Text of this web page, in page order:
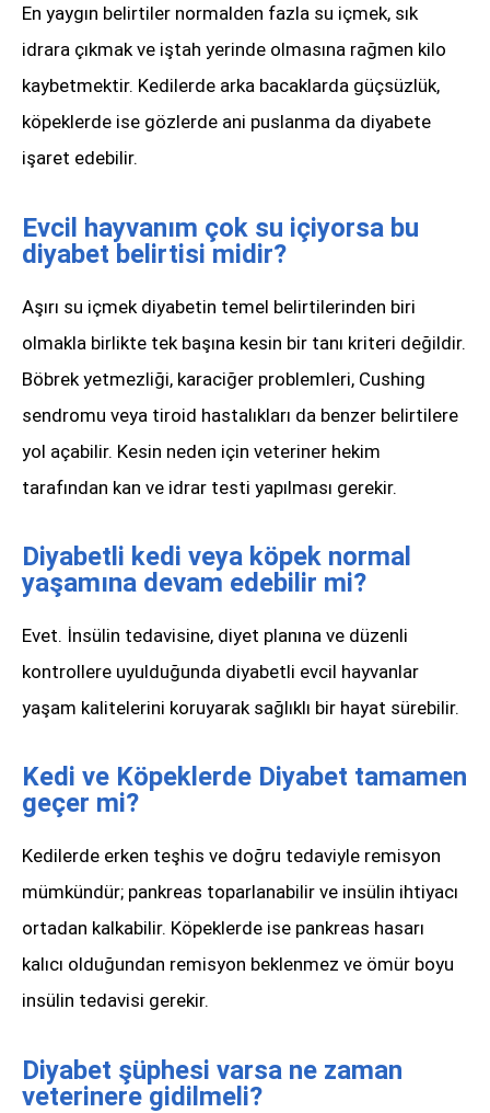
En yaygın belirtiler normalden fazla su içmek, sık
idrara çıkmak ve iştah yerinde olmasına rağmen kilo
kaybetmektir. Kedilerde arka bacaklarda güçsüzlük,
köpeklerde ise gözlerde ani puslanma da diyabete
işaret edebilir.
Evcil hayvanım çok su içiyorsa bu
diyabet belirtisi midir?
Aşırı su içmek diyabetin temel belirtilerinden biri
olmakla birlikte tek başına kesin bir tanı kriteri değildir.
Böbrek yetmezliği, karaciğer problemleri, Cushing
sendromu veya tiroid hastalıkları da benzer belirtilere
yol açabilir. Kesin neden için veteriner hekim
tarafından kan ve idrar testi yapılması gerekir.
Diyabetli kedi veya köpek normal
yaşamına devam edebilir mi?
Evet. İnsülin tedavisine, diyet planına ve düzenli
kontrollere uyulduğunda diyabetli evcil hayvanlar
yaşam kalitelerini koruyarak sağlıklı bir hayat sürebilir.
Kedi ve Köpeklerde Diyabet tamamen
geçer mi?
Kedilerde erken teşhis ve doğru tedaviyle remisyon
mümkündür; pankreas toparlanabilir ve insülin ihtiyacı
ortadan kalkabilir. Köpeklerde ise pankreas hasarı
kalıcı olduğundan remisyon beklenmez ve ömür boyu
insülin tedavisi gerekir.
Diyabet şüphesi varsa ne zaman
veterinere gidilmeli?